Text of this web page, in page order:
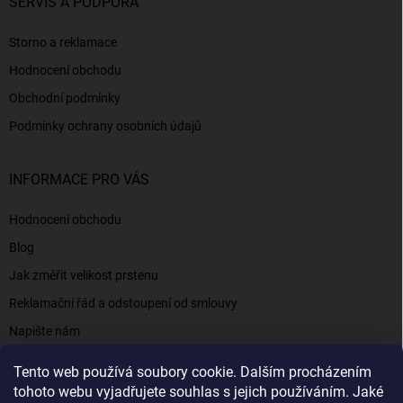
Tento web používá soubory cookie. Dalším procházením
tohoto webu vyjadřujete souhlas s jejich používáním. Jaké
Storno a reklamace
Hodnocení obchodu
Obchodní podmínky
Podmínky ochrany osobních údajů
INFORMACE PRO VÁS
Hodnocení obchodu
Blog
Jak změřit velikost prstenu
Reklamační řád a odstoupení od smlouvy
Napište nám